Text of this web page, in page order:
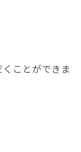
ことができま